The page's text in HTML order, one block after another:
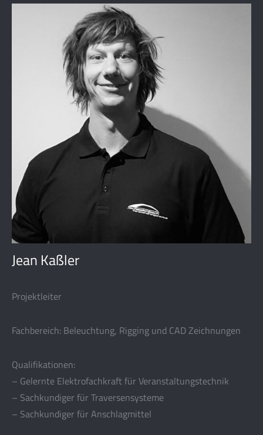
Jean Kaßler
Projektleiter
Fachbereich: Beleuchtung, Rigging und CAD Zeichnungen
Qualifikationen:
– Gelernte Elektrofachkraft für Veranstaltungstechnik
– Sachkundiger für Traversensysteme
– Sachkundiger für Anschlagmittel